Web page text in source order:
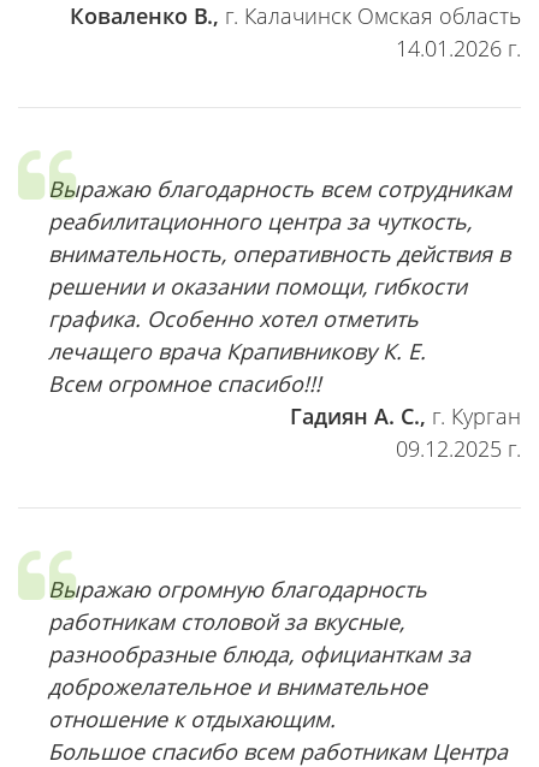
Коваленко В., г. Калачинск Омская область
14.01.2026 г.
Выражаю благодарность всем сотрудникам
реабилитационного центра за чуткость,
внимательность, оперативность действия в
решении и оказании помощи, гибкости
графика. Особенно хотел отметить
лечащего врача Крапивникову К. Е.
Всем огромное спасибо!!!
Гадиян А. С., г. Курган
09.12.2025 г.
Выражаю огромную благодарность
работникам столовой за вкусные,
разнообразные блюда, официанткам за
доброжелательное и внимательное
отношение к отдыхающим.
Большое спасибо всем работникам Центра